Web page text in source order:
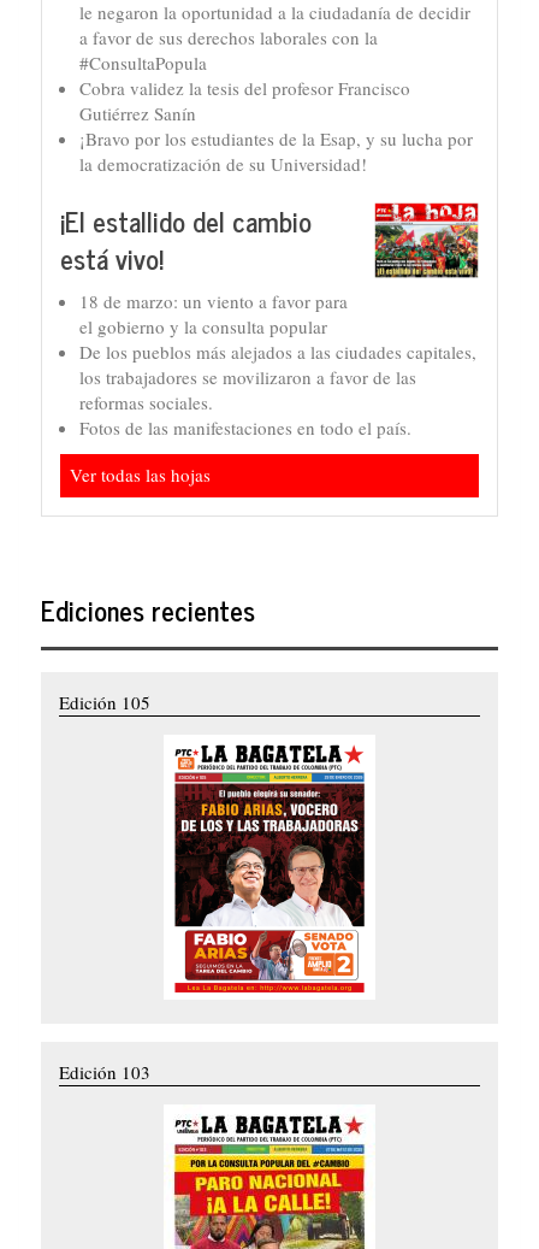
le negaron la oportunidad a la ciudadanía de decidir
a favor de sus derechos laborales con la
#ConsultaPopula
Cobra validez la tesis del profesor Francisco
Gutiérrez Sanín
¡Bravo por los estudiantes de la Esap, y su lucha por
la democratización de su Universidad!
¡El estallido del cambio
está vivo!
18 de marzo: un viento a favor para
el gobierno y la consulta popular
De los pueblos más alejados a las ciudades capitales,
los trabajadores se movilizaron a favor de las
reformas sociales.
Fotos de las manifestaciones en todo el país.
Ver todas las hojas
Ediciones recientes
Edición 105
Edición 103